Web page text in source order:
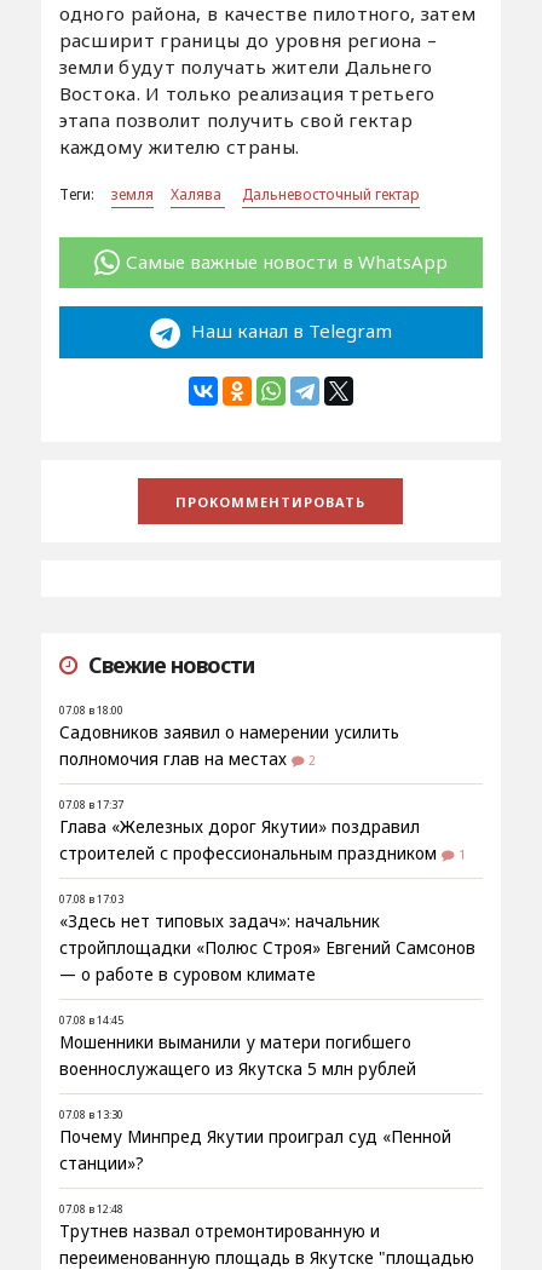
одного района, в качестве пилотного, затем
расширит границы до уровня региона –
земли будут получать жители Дальнего
Востока. И только реализация третьего
этапа позволит получить свой гектар
каждому жителю страны.
Теги: земля Халява Дальневосточный гектар
Самые важные новости в WhatsApp
Наш канал в Telegram
Свежие новости
07.08 в 18:00
Садовников заявил о намерении усилить
полномочия глав на местах
2
07.08 в 17:37
Глава «Железных дорог Якутии» поздравил
строителей с профессиональным праздником
1
07.08 в 17:03
«Здесь нет типовых задач»: начальник
стройплощадки «Полюс Строя» Евгений Самсонов
— о работе в суровом климате
07.08 в 14:45
Мошенники выманили у матери погибшего
военнослужащего из Якутска 5 млн рублей
07.08 в 13:30
Почему Минпред Якутии проиграл суд «Пенной
станции»?
07.08 в 12:48
Трутнев назвал отремонтированную и
переименованную площадь в Якутске "площадью